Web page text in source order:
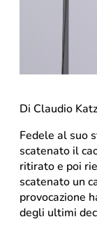
Di Claudio Katz
Fedele al suo
scatenato il
ritirato e poi
scatenato un
provocazione
degli ultimi